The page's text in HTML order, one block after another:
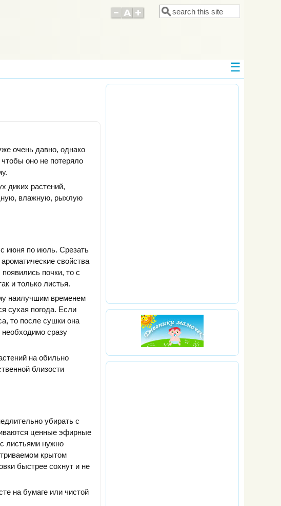
Форма поиска
Поиск
очень давно, однако
оно не потеряло
диких растений,
влажную, рыхлую
июня по июль. Срезать
свойства
почки, то с
и только листья.
наилучшим временем
сухая погода. Если
то после сушки она
сразу
на обильно
близости
убирать с
ценные эфирные
листьями нужно
крытом
быстрее сохнут и не
на бумаге или чистой